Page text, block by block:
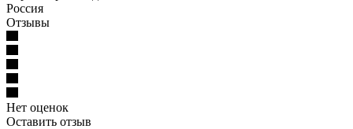
Россия
Отзывы
Нет оценок
Оставить отзыв